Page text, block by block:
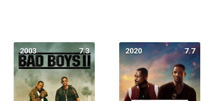
7.3
2003 7.7
2020